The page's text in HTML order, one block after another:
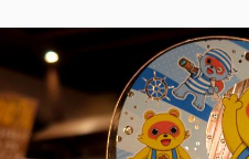
ンタワー）Bタイプ
獲得ポイント 540~
禁煙 37.00m2